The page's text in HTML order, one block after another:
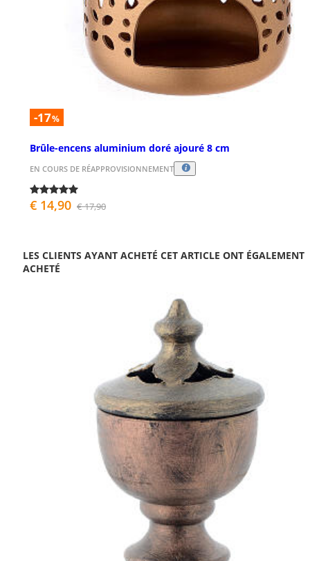
-17%
Brûle-encens aluminium doré ajouré 8 cm
EN COURS DE RÉAPPROVISIONNEMENT
€ 14,90 € 17,90
LES CLIENTS AYANT ACHETÉ CET ARTICLE ONT ÉGALEMENT
ACHETÉ